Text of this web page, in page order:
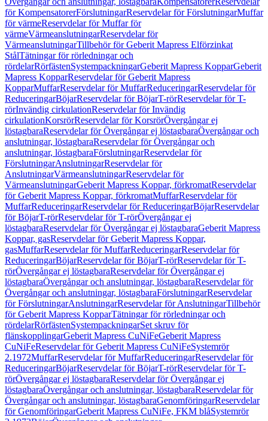
för KompensatorerFörslutningarReservdelar för FörslutningarMuffar
för värmeReservdelar för Muffar för
värmeVärmeanslutningarReservdelar för
VärmeanslutningarTillbehör för Geberit Mapress Elförzinkat
StålTätningar för rörledningar och
rördelarRörfästenSystempackningarGeberit Mapress KopparGeberit
Mapress KopparReservdelar för Geberit Mapress
KopparMuffarReservdelar för MuffarReduceringarReservdelar för
ReduceringarBöjarReservdelar för BöjarT-rörReservdelar för T-
rörInvändig cirkulationReservdelar för Invändig
cirkulationKorsrörReservdelar för KorsrörÖvergångar ej
löstagbaraReservdelar för Övergångar ej löstagbaraÖvergångar och
anslutningar, löstagbaraReservdelar för Övergångar och
anslutningar, löstagbaraFörslutningarReservdelar för
FörslutningarAnslutningarReservdelar för
AnslutningarVärmeanslutningarReservdelar för
VärmeanslutningarGeberit Mapress Koppar, förkromatReservdelar
för Geberit Mapress Koppar, förkromatMuffarReservdelar för
MuffarReduceringarReservdelar för ReduceringarBöjarReservdelar
för BöjarT-rörReservdelar för T-rörÖvergångar ej
löstagbaraReservdelar för Övergångar ej löstagbaraGeberit Mapress
Koppar, gasReservdelar för Geberit Mapress Koppar,
gasMuffarReservdelar för MuffarReduceringarReservdelar för
ReduceringarBöjarReservdelar för BöjarT-rörReservdelar för T-
rörÖvergångar ej löstagbaraReservdelar för Övergångar ej
löstagbaraÖvergångar och anslutningar, löstagbaraReservdelar för
Övergångar och anslutningar, löstagbaraFörslutningarReservdelar
för FörslutningarAnslutningarReservdelar för AnslutningarTillbehör
för Geberit Mapress KopparTätningar för rörledningar och
rördelarRörfästenSystempackningarSet skruv för
flänskopplingarGeberit Mapress CuNiFeGeberit Mapress
CuNiFeReservdelar för Geberit Mapress CuNiFeSystemrör
2.1972MuffarReservdelar för MuffarReduceringarReservdelar för
ReduceringarBöjarReservdelar för BöjarT-rörReservdelar för T-
rörÖvergångar ej löstagbaraReservdelar för Övergångar ej
löstagbaraÖvergångar och anslutningar, löstagbaraReservdelar för
Övergångar och anslutningar, löstagbaraGenomföringarReservdelar
för GenomföringarGeberit Mapress CuNiFe, FKM blåSystemrör